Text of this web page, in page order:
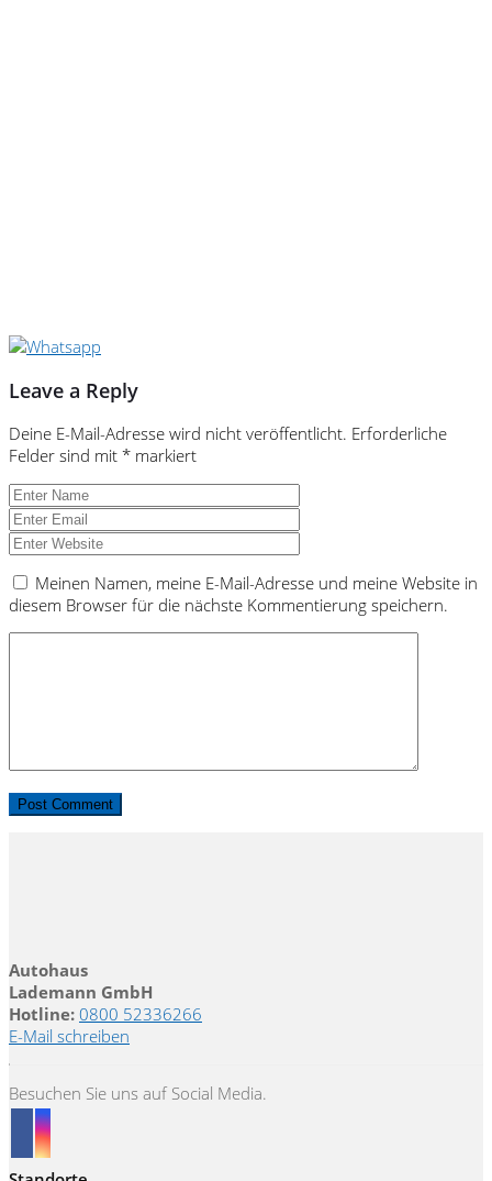
Leave a Reply
Deine E-Mail-Adresse wird nicht veröffentlicht. Erforderliche
Felder sind mit * markiert
Meinen Namen, meine E-Mail-Adresse und meine Website in
diesem Browser für die nächste Kommentierung speichern.
Autohaus
Lademann GmbH
Hotline: 0800 52336266
E-Mail schreiben
Besuchen Sie uns auf Social Media.